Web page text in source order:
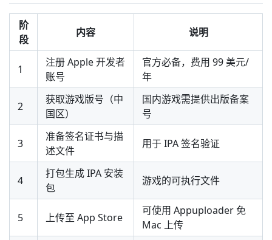
阶
段
内容 说明
1
注册 Apple 开发者
账号
官方必备，费用 99 美元/
年
2
获取游戏版号（中
国区）
国内游戏需提供出版备案
号
3
准备签名证书与描
述文件
用于 IPA 签名验证
4
打包生成 IPA 安装
包
游戏的可执行文件
5 上传至 App Store
可使用 Appuploader 免
Mac 上传